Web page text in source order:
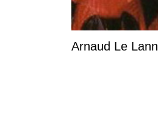
Arnaud Le Lann